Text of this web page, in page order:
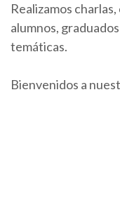
Realizamos
alumnos,
temáticas.
Bienvenidos a